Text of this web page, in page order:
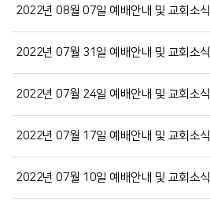
2022년 08월 07일 예배안내 및 교회소식
2022년 07월 31일 예배안내 및 교회소식
2022년 07월 24일 예배안내 및 교회소식
2022년 07월 17일 예배안내 및 교회소식
2022년 07월 10일 예배안내 및 교회소식